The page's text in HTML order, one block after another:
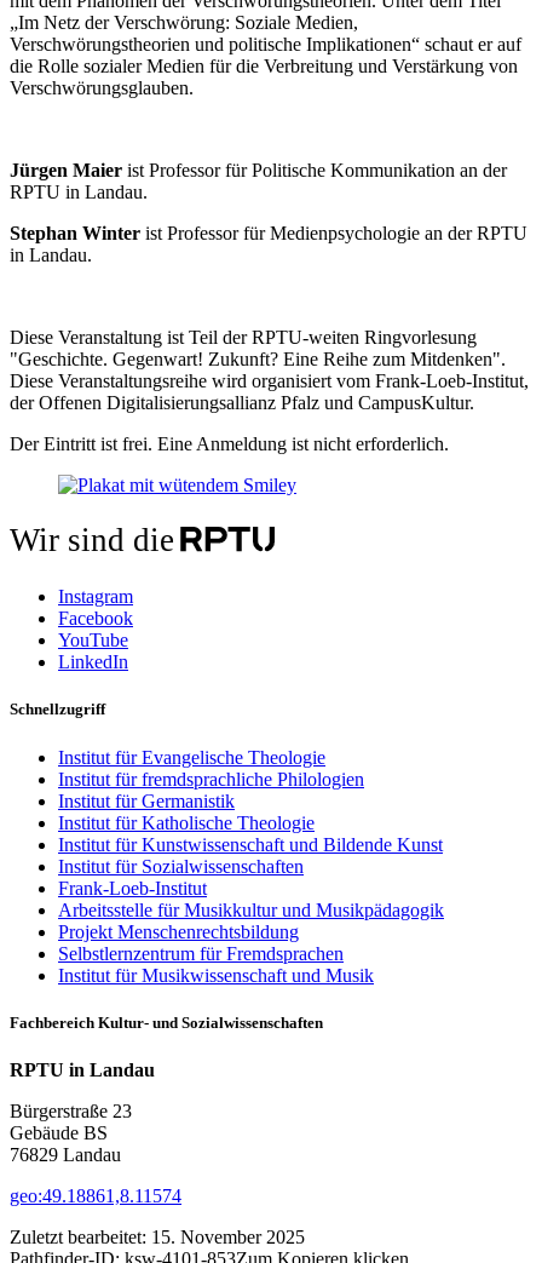
„Im Netz der Verschwörung: Soziale Medien,
Verschwörungstheorien und politische Implikationen“ schaut er auf
die Rolle sozialer Medien für die Verbreitung und Verstärkung von
Verschwörungsglauben.
Jürgen Maier ist Professor für Politische Kommunikation an der
RPTU in Landau.
Stephan Winter ist Professor für Medienpsychologie an der RPTU
in Landau.
Diese Veranstaltung ist Teil der RPTU-weiten Ringvorlesung
"Geschichte. Gegenwart! Zukunft? Eine Reihe zum Mitdenken".
Diese Veranstaltungsreihe wird organisiert vom Frank-Loeb-Institut,
der Offenen Digitalisierungsallianz Pfalz und CampusKultur.
Der Eintritt ist frei. Eine Anmeldung ist nicht erforderlich.
Wir sind die
Instagram
Facebook
YouTube
LinkedIn
Schnellzugriff
Institut für Evangelische Theologie
Institut für fremdsprachliche Philologien
Institut für Germanistik
Institut für Katholische Theologie
Institut für Kunstwissenschaft und Bildende Kunst
Institut für Sozialwissenschaften
Frank-Loeb-Institut
Arbeitsstelle für Musikkultur und Musikpädagogik
Projekt Menschenrechtsbildung
Selbstlernzentrum für Fremdsprachen
Institut für Musikwissenschaft und Musik
Fachbereich Kultur- und Sozialwissenschaften
RPTU in Landau
Bürgerstraße 23
Gebäude BS
76829 Landau
geo:49.18861,8.11574
Zuletzt bearbeitet: 15. November 2025
Pathfinder-ID: ksw-4101-853Zum Kopieren klicken